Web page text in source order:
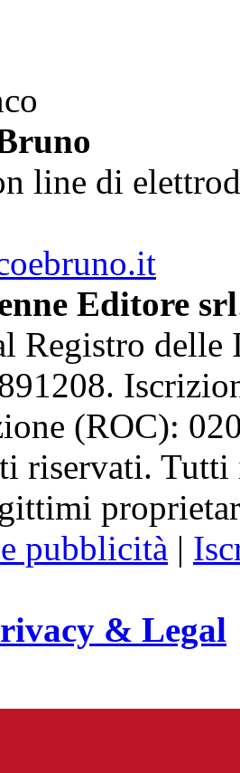
line di
Editore srl
Registro delle
(ROC):
riservati. Tutti
pubblicità |
& Legal